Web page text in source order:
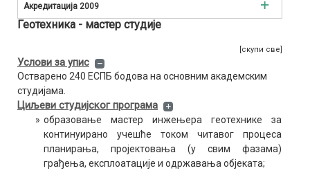
Истраживање лежишта минералних сировина
Акредитација 2009
Рударско инжењерство
Инжењерство заштите животне средине и заштите на раду
Инжењерство нафте и гаса
Геологија
Геотехника - мастер студије
[скупи све]
Услови за упис
Остварено 240 ЕСПБ бодова на основним академским
студијама.
Циљеви студијског програма
» образовање мастер инжењера геотехнике за
континуирано учешће током читавог процеса
планирања, пројектовања (у свим фазама)
грађења, експлоатације и одржавања објеката;